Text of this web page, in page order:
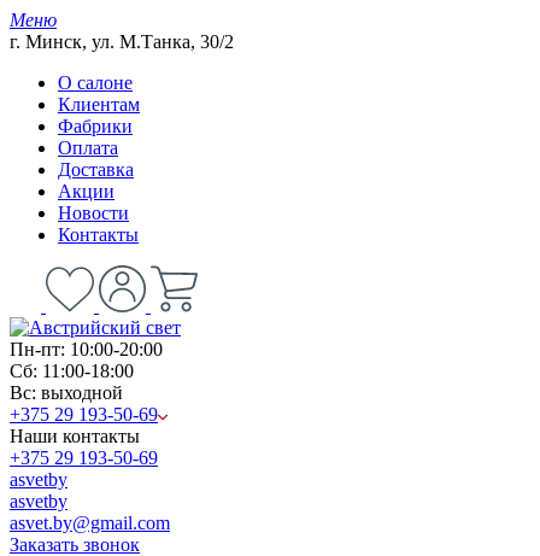
Меню
г. Минск, ул. М.Танка, 30/2
О салоне
Клиентам
Фабрики
Оплата
Доставка
Акции
Новости
Контакты
Пн-пт: 10:00-20:00
Сб: 11:00-18:00
Вс: выходной
+375 29 193-50-69
Наши контакты
+375 29 193-50-69
asvetby
asvetby
asvet.by@gmail.com
Заказать звонок